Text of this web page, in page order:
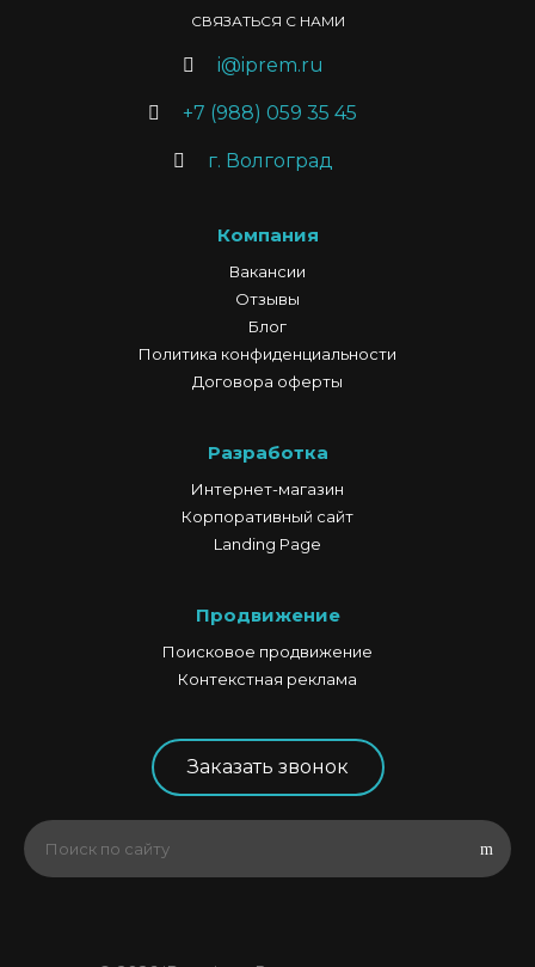
СВЯЗАТЬСЯ С НАМИ
i@iprem.ru
+7 (988) 059 35 45
г. Волгоград
Компания
Вакансии
Отзывы
Блог
Политика конфиденциальности
Договора оферты
Разработка
Интернет-магазин
Корпоративный сайт
Landing Page
Продвижение
Поисковое продвижение
Контекстная реклама
Заказать звонок